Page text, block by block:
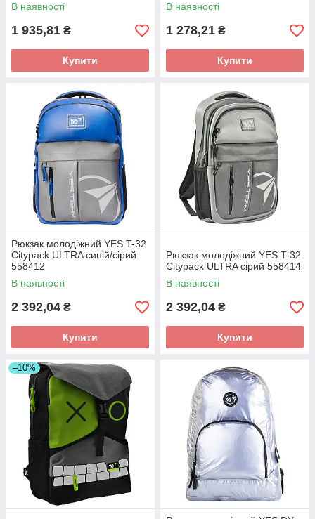
В наявності
1 935,81 ₴
Купити
В наявності
1 278,21 ₴
Купити
Рюкзак молодіжний YES T-32
Citypack ULTRA синій/сірий
558412
В наявності
2 392,04 ₴
Купити
Рюкзак молодіжний YES T-32
Citypack ULTRA сірий 558414
В наявності
2 392,04 ₴
Купити
–10%